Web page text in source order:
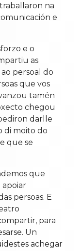
na
e
e o
as
persoal do
que vos
tamén
chegou
darlle
di moito do
que se
que
apoiar
persoas. E
para
Un
achegar